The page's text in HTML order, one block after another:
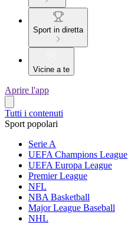
Sport in diretta
Vicine a te
Aprire l'app
Tutti i contenuti
Sport popolari
Serie A
UEFA Champions League
UEFA Europa League
Premier League
NFL
NBA Basketball
Major League Baseball
NHL